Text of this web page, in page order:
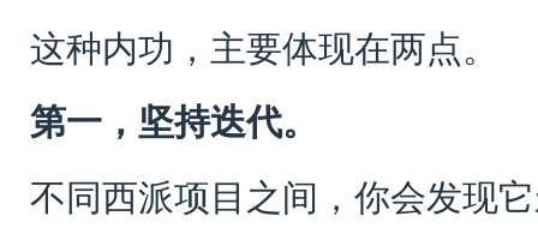
这种内功，主要体现在两点。
第一，坚持迭代。
不同西派项目之间，你会发现